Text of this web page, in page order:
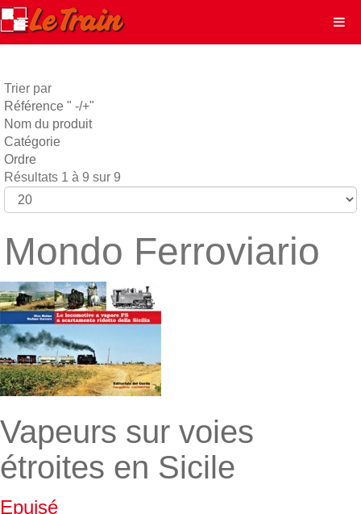
Trier par
Référence " -/+"
Nom du produit
Catégorie
Ordre
Résultats 1 à 9 sur 9
Mondo Ferroviario
Vapeurs sur voies
étroites en Sicile
Epuisé